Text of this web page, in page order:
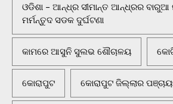
ଓଡିଶା - ଆନ୍ଧ୍ର ସୀମାନ୍ତ ଆନ୍ଧ୍ରର
ମର୍ମନ୍ତୁଦ ସଡକ ଦୁର୍ଘଟଣା
କାମରେ ଆସୁନି ସୁଲଭ ଶୌଚାଳୟ
କୋରାପୁଟ କୋରାପୁଟ ଜିଲ୍ଲାର